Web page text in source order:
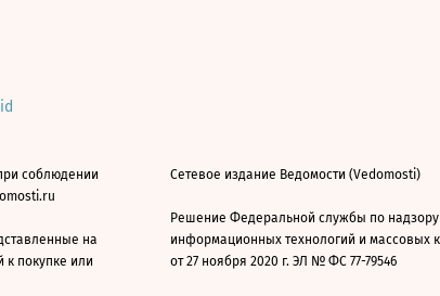
соблюдении
на
покупке или
Сетевое издание Ведомости (Vedomosti)
Решение Федеральной службы по
информационных технологий и массовых
от 27 ноября 2020 г. ЭЛ № ФС 77-79546